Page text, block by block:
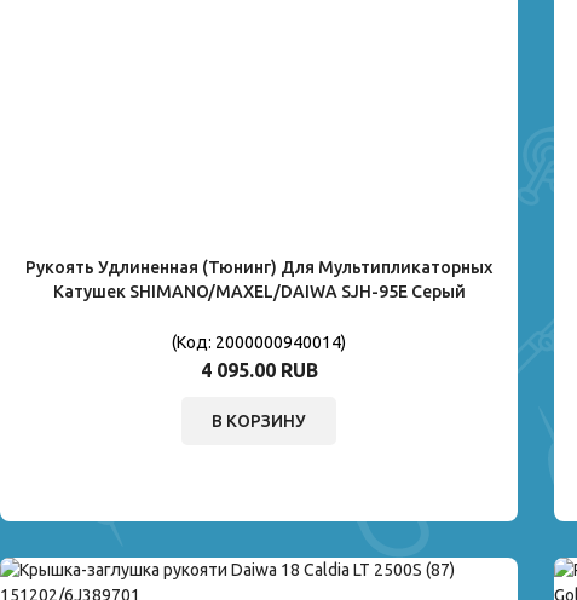
Рукоять Удлиненная (тюнинг) Для Мультипликаторных
Катушек SHIMANO/MAXEL/DAIWA SJH-95E Серый
(Код: 2000000940014)
4 095.00 RUB
В КОРЗИНУ